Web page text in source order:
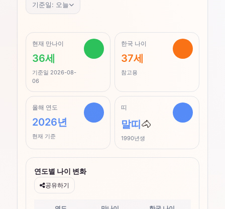
기준일: 오늘
현재 만나이
36세
기준일 2026-08-
06
한국 나이
37세
참고용
올해 연도
2026년
현재 기준
띠
말띠🐴
1990년생
연도별 나이 변화
공유하기